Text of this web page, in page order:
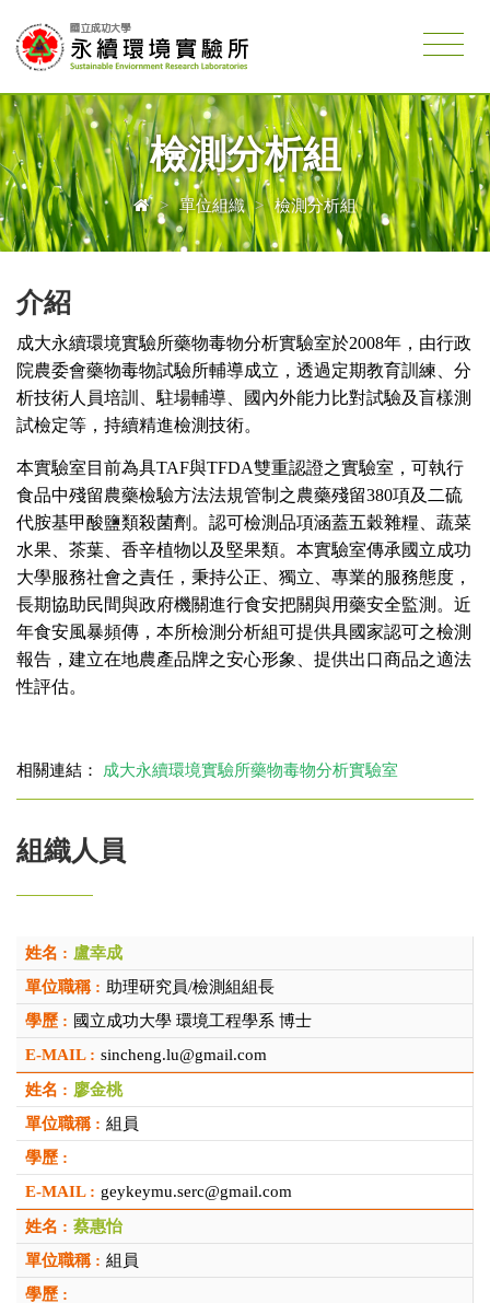
檢測分析組
> 單位組織 > 檢測分析組
介紹
成大永續環境實驗所藥物毒物分析實驗室於2008年，由行政
院農委會藥物毒物試驗所輔導成立，透過定期教育訓練、分
析技術人員培訓、駐場輔導、國內外能力比對試驗及盲樣測
試檢定等，持續精進檢測技術。
本實驗室目前為具TAF與TFDA雙重認證之實驗室，可執行
食品中殘留農藥檢驗方法法規管制之農藥殘留380項及二硫
代胺基甲酸鹽類殺菌劑。認可檢測品項涵蓋五穀雜糧、蔬菜
水果、茶葉、香辛植物以及堅果類。本實驗室傳承國立成功
大學服務社會之責任，秉持公正、獨立、專業的服務態度，
長期協助民間與政府機關進行食安把關與用藥安全監測。近
年食安風暴頻傳，本所檢測分析組可提供具國家認可之檢測
報告，建立在地農產品牌之安心形象、提供出口商品之適法
性評估。
相關連結： 成大永續環境實驗所藥物毒物分析實驗室
組織人員
盧幸成
助理研究員/檢測組組長
國立成功大學 環境工程學系 博士
sincheng.lu@gmail.com
廖金桃
組員
geykeymu.serc@gmail.com
蔡惠怡
組員